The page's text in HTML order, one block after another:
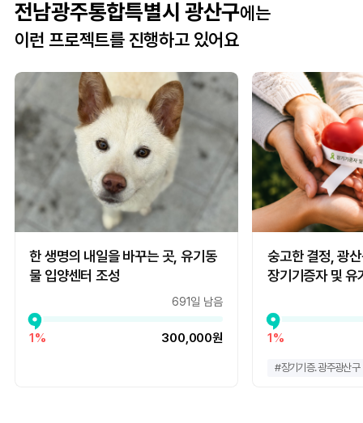
전남광주통합특별시 광산구에는
이런 프로젝트를 진행하고 있어요
한 생명의 내일을 바꾸는 곳, 유기동
물 입양센터 조성
691일 남음
1% 300,000원
숭고한 결정, 광
장기기증자 및 유
1%
#장기기증. 광주광산구